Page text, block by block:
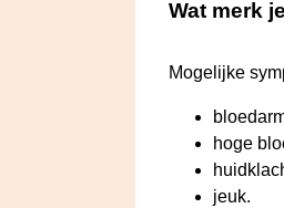
Wat merk
Mogelijke
hoge
jeuk.